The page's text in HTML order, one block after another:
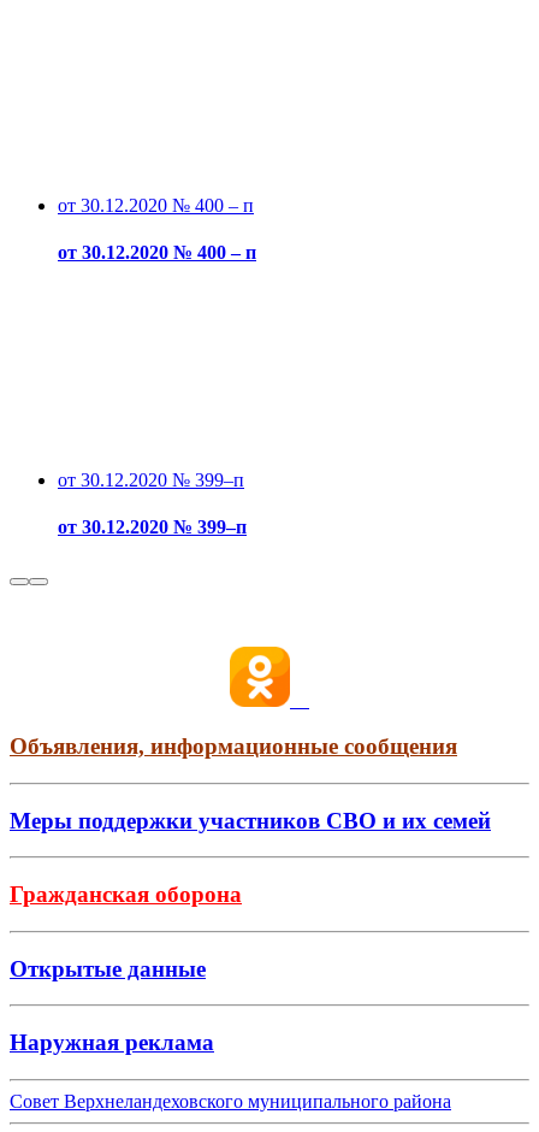
от 30.12.2020 № 400 – п
от 30.12.2020 № 400 – п
от 30.12.2020 № 399–п
от 30.12.2020 № 399–п
Объявления, информационные сообщения
Меры поддержки участников СВО и их семей
Гражданская оборона
Открытые данные
Наружная реклама
Совет Верхнеландеховского муниципального района